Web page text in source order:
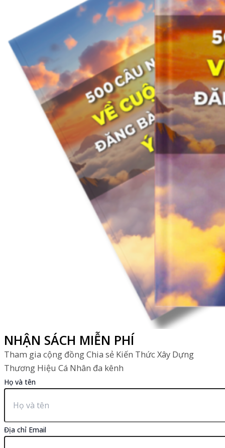
NHẬN SÁCH MIỄN PHÍ
Tham gia cộng đồng Chia sẻ Kiến Thức Xây Dựng
Thương Hiệu Cá Nhân đa kênh
Họ và tên
Địa chỉ Email